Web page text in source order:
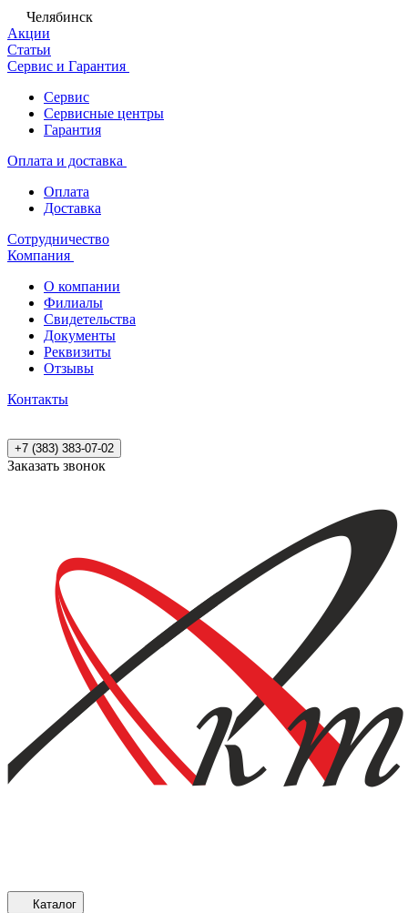
Челябинск
Акции
Статьи
Сервис и Гарантия
Сервис
Сервисные центры
Гарантия
Оплата и доставка
Оплата
Доставка
Сотрудничество
Компания
О компании
Филиалы
Свидетельства
Документы
Реквизиты
Отзывы
Контакты
+7 (383) 383-07-02
Заказать звонок
Каталог